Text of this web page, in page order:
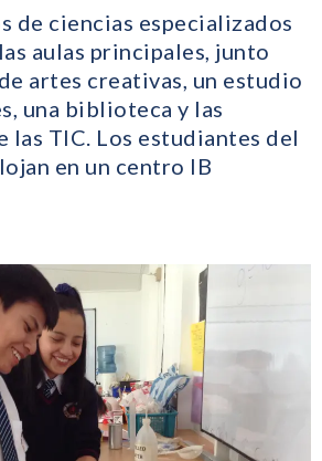
de ciencias especializados
aulas principales, junto
artes creativas, un estudio
una biblioteca y las
las TIC. Los estudiantes del
en un centro IB